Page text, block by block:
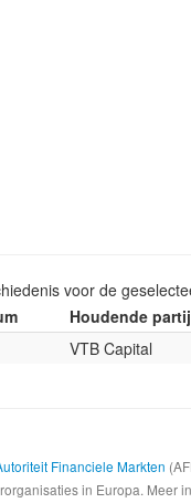
voor de
Houdende partij
VTB Capital
Financiele Markten
in Europa.